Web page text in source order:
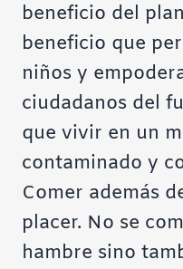
beneficio del
beneficio que
niños y
ciudadanos del
que vivir en un
contaminado y
Comer además
placer. No se
hambre sino